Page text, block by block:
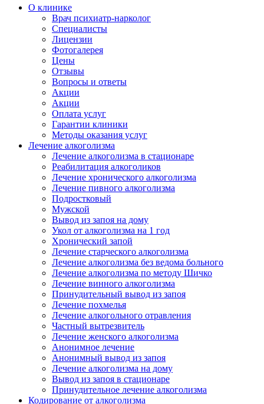
О клинике
Врач психиатр-нарколог
Специалисты
Лицензии
Фотогалерея
Цены
Отзывы
Вопросы и ответы
Акции
Акции
Оплата услуг
Гарантии клиники
Методы оказания услуг
Лечение алкоголизма
Лечение алкоголизма в стационаре
Реабилитация алкоголиков
Лечение хронического алкоголизма
Лечение пивного алкоголизма
Подростковый
Мужской
Вывод из запоя на дому
Укол от алкоголизма на 1 год
Хронический запой
Лечение старческого алкоголизма
Лечение алкоголизма без ведома больного
Лечение алкоголизма по методу Шичко
Лечение винного алкоголизма
Принудительный вывод из запоя
Лечение похмелья
Лечение алкогольного отравления
Частный вытрезвитель
Лечение женского алкоголизма
Анонимное лечение
Анонимный вывод из запоя
Лечение алкоголизма на дому
Вывод из запоя в стационаре
Принудительное лечение алкоголизма
Кодирование от алкоголизма